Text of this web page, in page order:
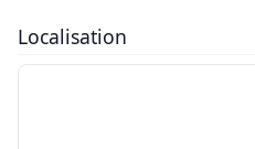
Localisation